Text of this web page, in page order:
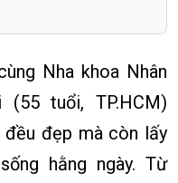
Nha khoa Nhân
tuổi, TP.HCM)
đẹp mà còn lấy
hằng ngày. Từ